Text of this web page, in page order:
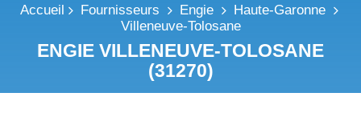
Accueil Fournisseurs Engie
Haute-Garonne
Villeneuve-Tolosane
ENGIE VILLENEUVE-TOLOSANE
(31270)